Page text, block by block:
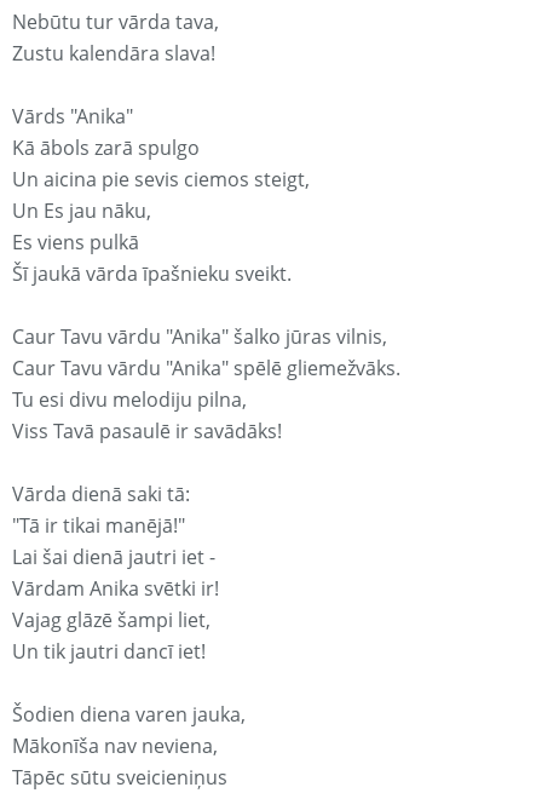
Nebūtu tur vārda tava,
Zustu kalendāra slava!
Vārds "Anika"
Kā ābols zarā spulgo
Un aicina pie sevis ciemos steigt,
Un Es jau nāku,
Es viens pulkā
Šī jaukā vārda īpašnieku sveikt.
Caur Tavu vārdu "Anika" šalko jūras vilnis,
Caur Tavu vārdu "Anika" spēlē gliemežvāks.
Tu esi divu melodiju pilna,
Viss Tavā pasaulē ir savādāks!
Vārda dienā saki tā:
"Tā ir tikai manējā!"
Lai šai dienā jautri iet -
Vārdam Anika svētki ir!
Vajag glāzē šampi liet,
Un tik jautri dancī iet!
Šodien diena varen jauka,
Mākonīša nav neviena,
Tāpēc sūtu sveicieniņus